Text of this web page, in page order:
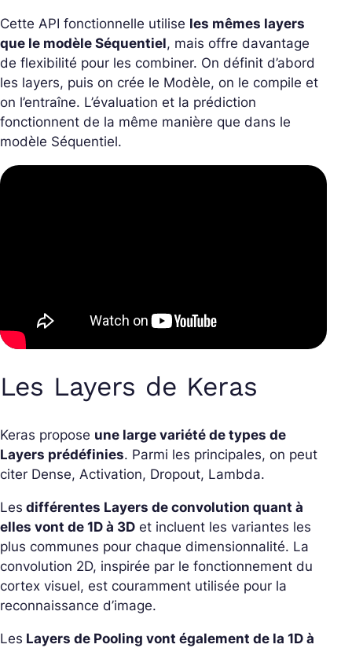
Cette API fonctionnelle utilise les mêmes layers
que le modèle Séquentiel, mais offre davantage
de flexibilité pour les combiner. On définit d’abord
les layers, puis on crée le Modèle, on le compile et
on l’entraîne. L’évaluation et la prédiction
fonctionnent de la même manière que dans le
modèle Séquentiel.
Les Layers de Keras
Keras propose une large variété de types de
Layers prédéfinies. Parmi les principales, on peut
citer Dense, Activation, Dropout, Lambda.
Les différentes Layers de convolution quant à
elles vont de 1D à 3D et incluent les variantes les
plus communes pour chaque dimensionnalité. La
convolution 2D, inspirée par le fonctionnement du
cortex visuel, est couramment utilisée pour la
reconnaissance d’image.
Les Layers de Pooling vont également de la 1D à